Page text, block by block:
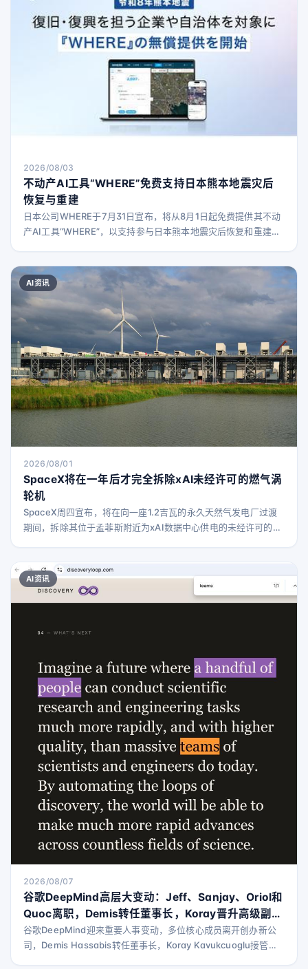
2026/08/03
不动产AI工具“WHERE”免费支持日本熊本地震灾后
恢复与重建
日本公司WHERE于7月31日宣布，将从8月1日起免费提供其不动
产AI工具“WHERE”，以支持参与日本熊本地震灾后恢复和重建工
重要。WHERE公司利用其掌握的卫星数据和AI技术构建的不动产
数据库，结合平时积累的土地、建筑及地理空间信息应用经验，
致力于通过技术力量助力承担恢复重建任
AI资讯
2026/08/01
SpaceX将在一年后才完全拆除xAI未经许可的燃气涡
轮机
SpaceX周四宣布，将在向一座1.2吉瓦的永久天然气发电厂过渡
期间，拆除其位于孟菲斯附近为xAI数据中心供电的未经许可的燃
心供电，其中许多已经运行了数月。NAACP和南方环境法律中心
已就xAI使用未经许可的涡轮机提起诉讼。 SpaceX于今年2月收
购了xAI。在其首
AI资讯
2026/08/07
谷歌DeepMind高层大变动：Jeff、Sanjay、Oriol和
Quoc离职，Demis转任董事长，Koray晋升高级副总
裁——GDM究竟发生了什么？
谷歌DeepMind迎来重要人事变动，多位核心成员离开创办新公
司，Demis Hassabis转任董事长，Koray Kavukcuoglu接管日